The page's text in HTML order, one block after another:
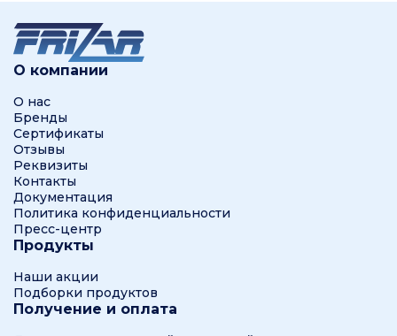
О компании
О нас
Бренды
Сертификаты
Отзывы
Реквизиты
Контакты
Документация
Политика конфиденциальности
Пресс-центр
Продукты
Наши акции
Подборки продуктов
Получение и оплата